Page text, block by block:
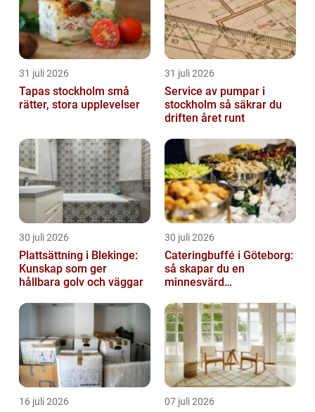
31 juli 2026
Tapas stockholm små
rätter, stora upplevelser
31 juli 2026
Service av pumpar i
stockholm så säkrar du
driften året runt
30 juli 2026
Plattsättning i Blekinge:
Kunskap som ger
hållbara golv och väggar
30 juli 2026
Cateringbuffé i Göteborg:
så skapar du en
minnesvärd
16 juli 2026 07 juli 2026